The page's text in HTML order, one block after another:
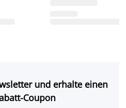
und erhalte einen
Coupon